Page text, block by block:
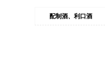
配制酒、利口酒